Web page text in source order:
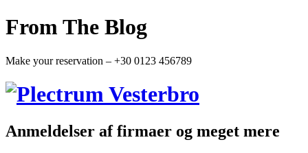
From The Blog
Make your reservation – +30 0123 456789
Anmeldelser af firmaer og meget mere